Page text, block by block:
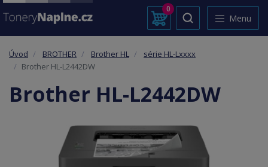
0
Menu
Úvod BROTHER Brother HL
série HL-Lxxxx
Brother HL-L2442DW
Brother HL-L2442DW